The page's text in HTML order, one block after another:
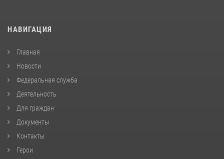
НАВИГАЦИЯ
Главная
Новости
Федеральная служба
Деятельность
Для граждан
Документы
Контакты
Герои